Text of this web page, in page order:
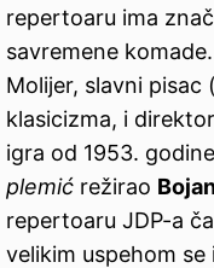
repertoaru ima
savremene komade.
Molijer, slavni pisac
klasicizma, i
igra od 1953.
plemić režirao
repertoaru JDP-a
velikim uspehom se